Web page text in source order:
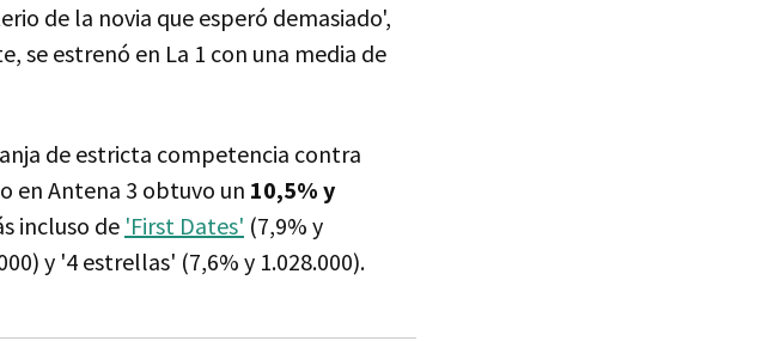
de la novia que esperó demasiado',
se estrenó en La 1 con una media de
de estricta competencia contra
en Antena 3 obtuvo un 10,5% y
incluso de 'First Dates' (7,9% y
y '4 estrellas' (7,6% y 1.028.000).